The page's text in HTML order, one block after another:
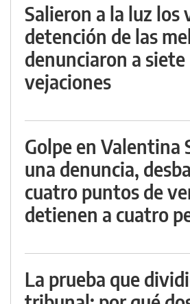
Salieron a la luz los
detención de las
denunciaron a
vejaciones
Golpe en Valentina
una denuncia,
cuatro puntos de
detienen a cuatro
La prueba que